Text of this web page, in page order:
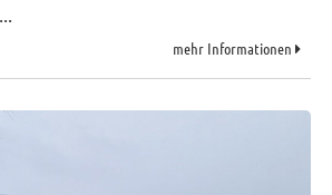
mehr Informationen